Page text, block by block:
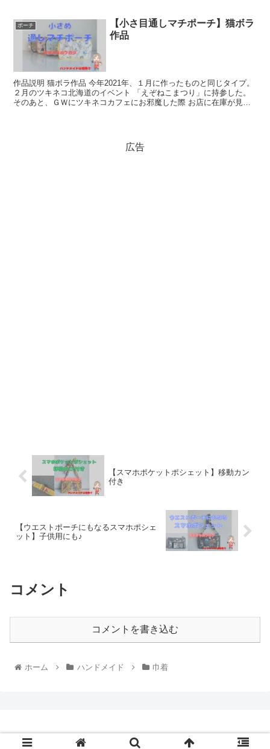
ポーチ
【小さ目通しマチポーチ】猫ボラ
作品
作品説明 猫ボラ作品 今年2021年、１月に作ったものと同じタイプ。
２月のツキネコ北海道のイベント 「えぞねこまつり」に持参した。
そのあと、ＧＷにツキネコカフェにお邪魔した際 お店に在庫が見当
広告
【スマホポケットポシェット】移動カン
付き
【ウエストポーチにもなるスマホポシェ
ット】子供用にも♪
コメント
コメントを書き込む
ホーム ハンドメイド 巾着
© 2019 .